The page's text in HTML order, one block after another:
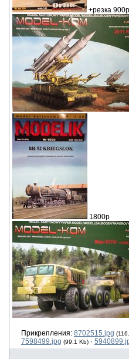
+резка 900р
1800р
Прикрепления: 8702515.jpg
7598499.jpg (99.1 Kb) ·